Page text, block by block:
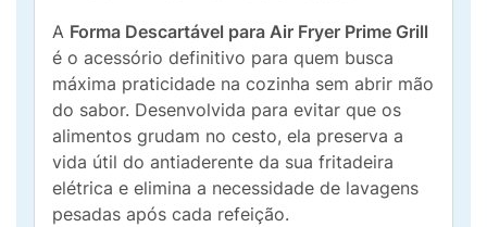
A Forma Descartável para Air Fryer Prime Grill
é o acessório definitivo para quem busca
máxima praticidade na cozinha sem abrir mão
do sabor. Desenvolvida para evitar que os
alimentos grudam no cesto, ela preserva a
vida útil do antiaderente da sua fritadeira
elétrica e elimina a necessidade de lavagens
pesadas após cada refeição.